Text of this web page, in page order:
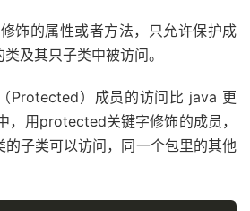
饰的属性或者方法，只允许保护成
及其只子类中被访问。
Protected）成员的访问比 java 更
，用protected关键字修饰的成员，
的子类可以访问，同一个包里的其他